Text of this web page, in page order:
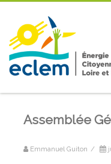
Assemblée
Emmanuel Guiton /